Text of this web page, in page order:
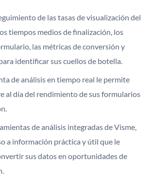
de las tasas de visualización del
tiempos medios de finalización, los
las métricas de conversión y
identificar sus cuellos de botella.
de análisis en tiempo real le permite
al día del rendimiento de sus formularios
de análisis integradas de Visme,
a información práctica y útil que le
sus datos en oportunidades de